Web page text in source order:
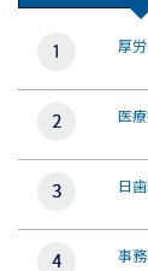
厚
医
日
事